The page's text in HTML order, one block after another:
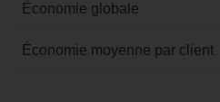
Économie globale
Économie moyenne par client